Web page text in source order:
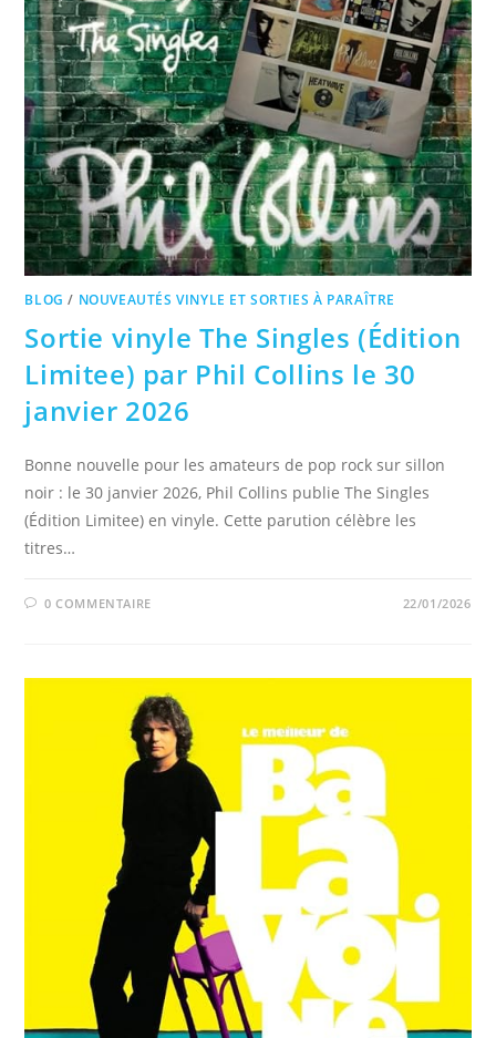
BLOG / NOUVEAUTÉS VINYLE ET SORTIES À PARAÎTRE
Sortie vinyle The Singles (Édition
Limitee) par Phil Collins le 30
janvier 2026
Bonne nouvelle pour les amateurs de pop rock sur sillon
noir : le 30 janvier 2026, Phil Collins publie The Singles
(Édition Limitee) en vinyle. Cette parution célèbre les
titres…
0 COMMENTAIRE 22/01/2026